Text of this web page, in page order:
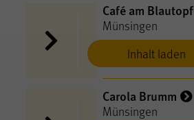
Inhalt laden
Café am Blautopf
Münsingen
Carola Brumm
Münsingen